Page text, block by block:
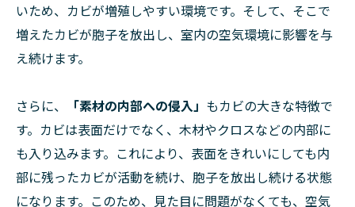
いため、カビが増殖しやすい環境です。そして、そこで
増えたカビが胞子を放出し、室内の空気環境に影響を与
え続けます。
さらに、 「素材の内部への侵入」 もカビの大きな特徴で
す。カビは表面だけでなく、木材やクロスなどの内部に
も入り込みます。これにより、表面をきれいにしても内
部に残ったカビが活動を続け、胞子を放出し続ける状態
になります。このため、見た目に問題がなくても、空気